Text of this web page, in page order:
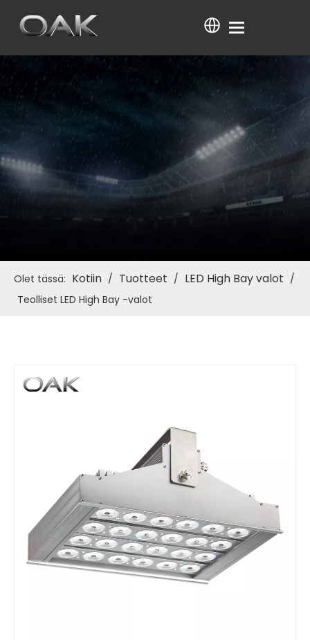
Olet tässä: Kotiin / Tuotteet / LED High Bay valot /
Teolliset LED High Bay -valot